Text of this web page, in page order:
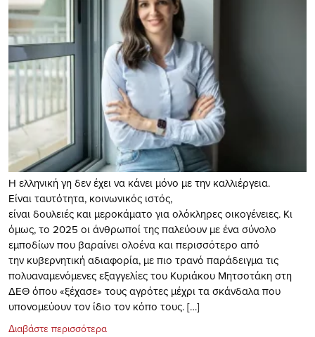
Η ελληνική γη δεν έχει να κάνει μόνο με την καλλιέργεια.
Είναι ταυτότητα, κοινωνικός ιστός,
είναι δουλειές και μεροκάματο για ολόκληρες οικογένειες. Κι
όμως, το 2025 οι άνθρωποί της παλεύουν με ένα σύνολο
εμποδίων που βαραίνει ολοένα και περισσότερο από
την κυβερνητική αδιαφορία, με πιο τρανό παράδειγμα τις
πολυαναμενόμενες εξαγγελίες του Κυριάκου Μητσοτάκη στη
ΔΕΘ όπου «ξέχασε» τους αγρότες μέχρι τα σκάνδαλα που
υπονομεύουν τον ίδιο τον κόπο τους. […]
Διαβάστε περισσότερα